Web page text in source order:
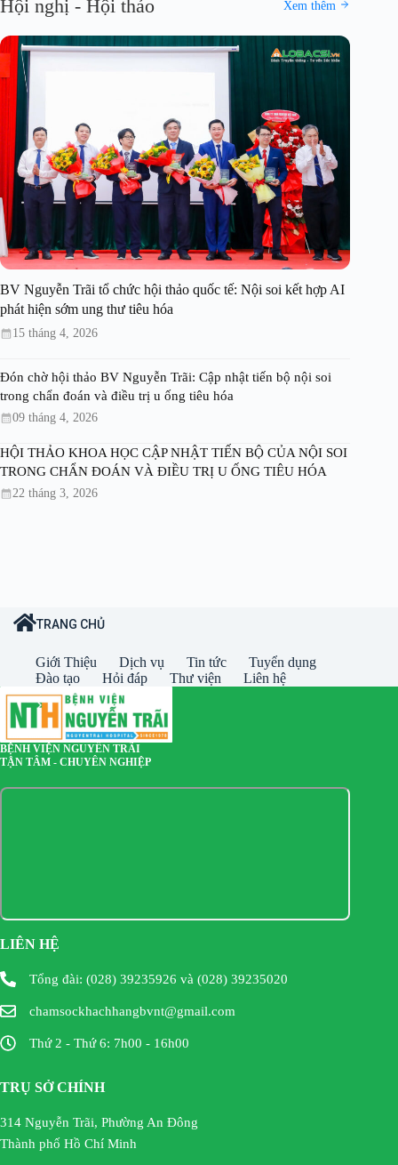
Hội nghị - Hội thảo Xem thêm
BV Nguyễn Trãi tổ chức hội thảo quốc tế: Nội soi kết hợp AI
phát hiện sớm ung thư tiêu hóa
15 tháng 4, 2026
Đón chờ hội thảo BV Nguyễn Trãi: Cập nhật tiến bộ nội soi
trong chẩn đoán và điều trị u ống tiêu hóa
09 tháng 4, 2026
HỘI THẢO KHOA HỌC CẬP NHẬT TIẾN BỘ CỦA NỘI SOI
TRONG CHẨN ĐOÁN VÀ ĐIỀU TRỊ U ỐNG TIÊU HÓA
22 tháng 3, 2026
TRANG CHỦ
Giới Thiệu Dịch vụ Tin tức
Tuyển dụng
Đào tạo
Hỏi đáp Thư viện Liên hệ
BỆNH VIỆN NGUYỄN TRÃI
TẬN TÂM - CHUYÊN NGHIỆP
LIÊN HỆ
Tổng đài: (028) 39235926 và (028) 39235020
chamsockhachhangbvnt@gmail.com
Thứ 2 - Thứ 6: 7h00 - 16h00
TRỤ SỞ CHÍNH
314 Nguyễn Trãi, Phường An Đông
Thành phố Hồ Chí Minh